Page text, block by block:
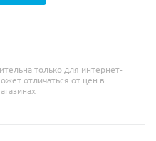
только для интернет-
отличаться от цен в